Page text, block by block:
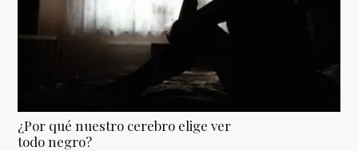
¿Por qué nuestro cerebro elige ver
todo negro?